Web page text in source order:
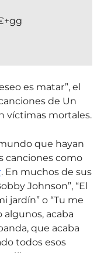
es matar”, el
de Un
víctimas mortales.
que hayan
canciones como
. En muchos de sus
Johnson”, “El
jardín” o “Tu me
algunos, acaba
que acaba
todos esos